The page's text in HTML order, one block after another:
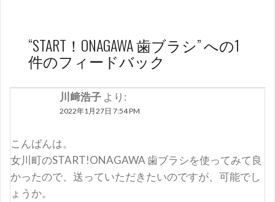
シ
“START！ONAGAWA 歯ブラシ” への1
件のフィードバック
川﨑浩子 より:
2022年1月27日 7:54 PM
こんばんは。
女川町のSTART!ONAGAWA 歯ブラシを使ってみて良
かったので、送っていただきたいのですが、可能でし
ょうか。